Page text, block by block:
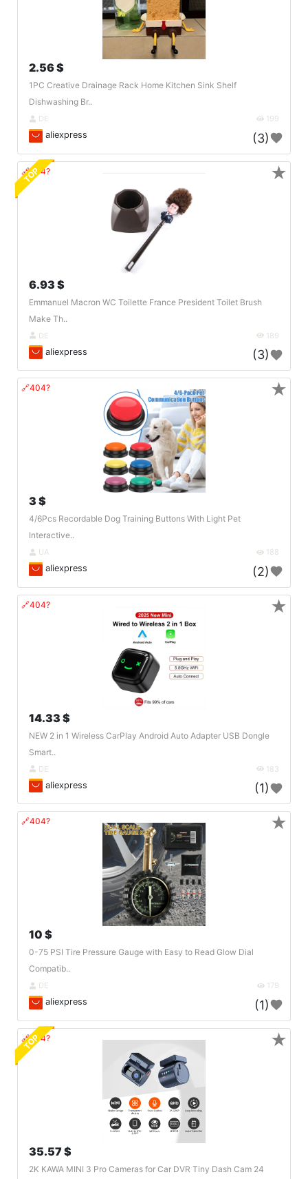
2.56 $
1PC Creative Drainage Rack Home Kitchen Sink Shelf
Dishwashing Br..
DE 199
aliexpress (3)
🔗404?
TOP
6.93 $
Emmanuel Macron WC Toilette France President Toilet Brush
Make Th..
DE 189
aliexpress (3)
★
🔗404?
3 $
4/6Pcs Recordable Dog Training Buttons With Light Pet
Interactive..
UA 188
aliexpress (2)
★
🔗404?
14.33 $
NEW 2 in 1 Wireless CarPlay Android Auto Adapter USB Dongle
Smart..
DE 183
aliexpress (1)
★
🔗404?
10 $
0-75 PSI Tire Pressure Gauge with Easy to Read Glow Dial
Compatib..
DE 179
aliexpress (1)
★
🔗404?
TOP
35.57 $
2K KAWA MINI 3 Pro Cameras for Car DVR Tiny Dash Cam 24
★